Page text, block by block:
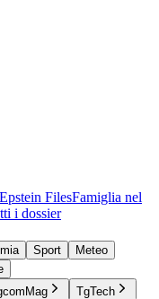
Epstein FilesFamiglia nel
i dossier
Sport
Meteo
TgTech